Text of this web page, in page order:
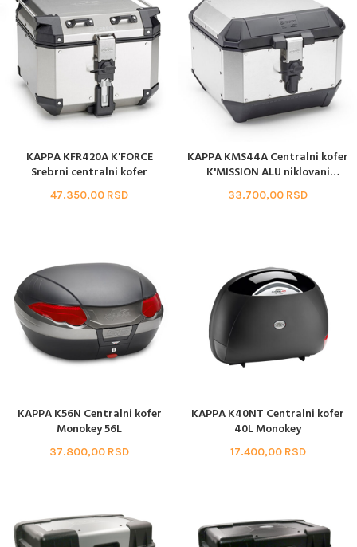
KAPPA KFR420A K'FORCE
Srebrni centralni kofer
47.350,00 RSD
KAPPA KMS44A Centralni kofer
K'MISSION ALU niklovani
Monokey 44L
33.700,00 RSD
KAPPA K56N Centralni kofer
Monokey 56L
37.800,00 RSD
KAPPA K40NT Centralni kofer
40L Monokey
17.400,00 RSD